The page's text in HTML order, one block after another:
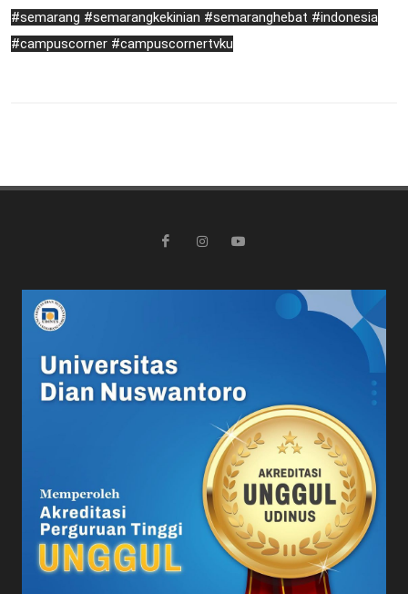
#semarang #semarangkekinian #semaranghebat #indonesia
#campuscorner #campuscornertvku